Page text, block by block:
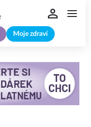
Moje zdraví